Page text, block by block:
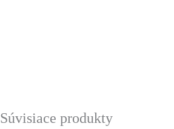
Súvisiace produkty